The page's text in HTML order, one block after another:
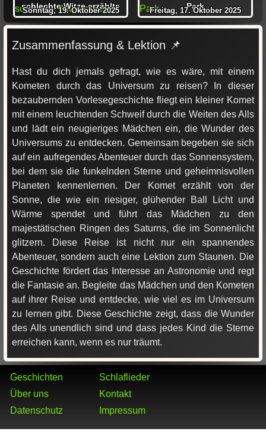
schlechte Witze erzählte
Sonntag, 19. Oktober 2025
Park
Freitag, 17. Oktober 2025
Zusammenfassung & Lektion 📌
Hast du dich jemals gefragt, wie es wäre, mit einem
Kometen durch das Universum zu reisen? In dieser
bezaubernden Vorlesegeschichte fliegt ein kleiner Komet
mit einem leuchtenden Schweif durch die Weiten des Alls
und lädt ein neugieriges Mädchen ein, die Wunder des
Universums zu entdecken. Gemeinsam begeben sie sich
auf ein aufregendes Abenteuer durch das Sonnensystem,
bei dem sie die funkelnden Sterne und geheimnisvollen
Planeten kennenlernen. Der Komet erzählt von der
Sonne, die wie ein riesiger, glühender Ball Licht und
Wärme spendet und führt das Mädchen zu den
majestätischen Ringen des Saturns, die im Sonnenlicht
glitzern. Diese Reise ist nicht nur ein spannendes
Abenteuer, sondern auch eine Lektion zum Staunen. Die
Geschichte fördert das Interesse an Astronomie und regt
die Fantasie an. Begleite das Mädchen und den Kometen
auf ihrer Reise und entdecke, wie viel es im Universum
zu lernen gibt. Diese Geschichte zeigt, dass die Wunder
des Alls unendlich sind und dass jedes Kind die Sterne
erreichen kann, wenn es nur träumt.
Geschichten
Schlaflieder
Über uns
Kontakt
Datenschutz
Impressum